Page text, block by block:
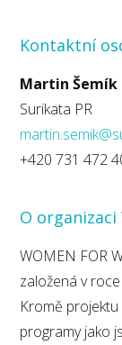
Kontaktní
Martin Šemík
Surikata PR
+420 731 472
O organizaci
WOMEN FOR
založená v
Kromě
programy jako